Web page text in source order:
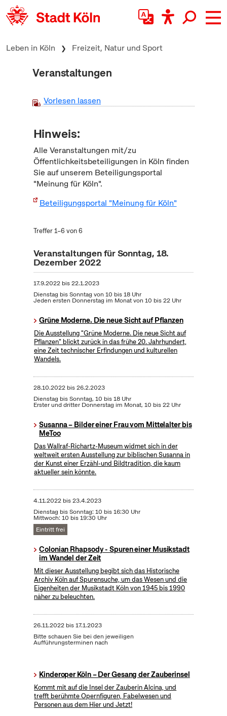
zum Inhalt springen
Leben in Köln Freizeit, Natur und Sport
Veranstaltungen
Vorlesen lassen
Hinweis:
Alle Veranstaltungen mit/zu
Öffentlichkeitsbeteiligungen in Köln finden
Sie auf unserem Beteiligungsportal
"Meinung für Köln".
Beteiligungsportal "Meinung für Köln"
Treffer 1–6 von 6
Veranstaltungen für Sonntag, 18.
Dezember 2022
17.9.2022bis22.1.2023
Dienstag bis Sonntag von 10 bis 18 Uhr
Jeden ersten Donnerstag im Monat von 10 bis 22 Uhr
Grüne Moderne. Die neue Sicht auf Pflanzen
Die Ausstellung "Grüne Moderne. Die neue Sicht auf
Pflanzen" blickt zurück in das frühe 20. Jahrhundert,
eine Zeit technischer Erfindungen und kulturellen
Wandels.
28.10.2022bis26.2.2023
Dienstag bis Sonntag, 10 bis 18 Uhr
Erster und dritter Donnerstag im Monat, 10 bis 22 Uhr
Susanna – Bilder einer Frau vom Mittelalter bis
MeToo
Das Wallraf-Richartz-Museum widmet sich in der
weltweit ersten Ausstellung zur biblischen Susanna in
der Kunst einer Erzähl-und Bildtradition, die kaum
aktueller sein könnte.
4.11.2022bis23.4.2023
Dienstag bis Sonntag: 10 bis 16:30 Uhr
Mittwoch: 10 bis 19:30 Uhr
Eintritt frei
Colonian Rhapsody - Spuren einer Musikstadt
im Wandel der Zeit
Mit dieser Ausstellung begibt sich das Historische
Archiv Köln auf Spurensuche, um das Wesen und die
Eigenheiten der Musikstadt Köln von 1945 bis 1990
näher zu beleuchten.
26.11.2022bis17.1.2023
Bitte schauen Sie bei den jeweiligen
Aufführungsterminen nach
Kinderoper Köln – Der Gesang der Zauberinsel
Kommt mit auf die Insel der Zauberin Alcina, und
trefft berühmte Opernfiguren, Fabelwesen und
Personen aus dem Hier und Jetzt!